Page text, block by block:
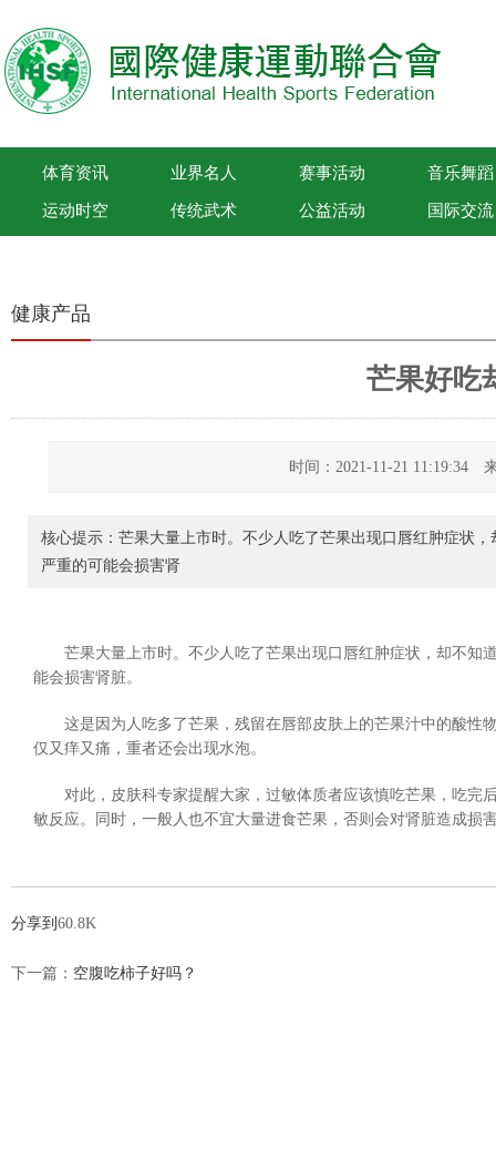
体育资讯 业界名人 赛事活动 音乐舞蹈
运动时空 传统武术 公益活动 国际交流
健康产品
芒果好吃
时间：2021-11-21 11:19:34
核心提示：芒果大量上市时。不少人吃了芒果出现口唇红肿症状
严重的可能会损害肾
芒果大量上市时。不少人吃了芒果出现口唇红肿症状，却不知
能会损害肾脏。
这是因为人吃多了芒果，残留在唇部皮肤上的芒果汁中的酸性
仅又痒又痛，重者还会出现水泡。
对此，皮肤科专家提醒大家，过敏体质者应该慎吃芒果，吃
敏反应。同时，一般人也不宜大量进食芒果，否则会对肾脏造成损
分享到 60.8K
下一篇： 空腹吃柿子好吗？